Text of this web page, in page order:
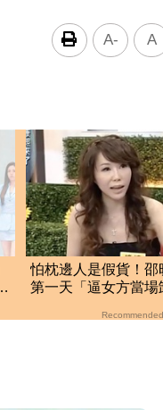
A- A
怕枕邊人是假貨！邵
第一天「逼女方當場